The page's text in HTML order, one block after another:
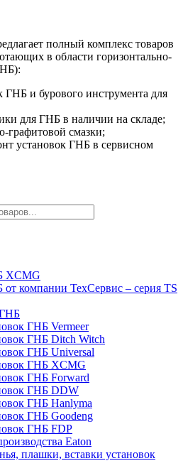
полный комплекс товаров
в области горизонтально-
ГНБ и бурового инструмента для
для ГНБ в наличии на складе;
графитовой смазки;
установок ГНБ в сервисном
XCMG
компании ТехСервис – серия TS
ГНБ
ГНБ Vermeer
ГНБ Ditch Witch
ГНБ Universal
ГНБ XCMG
ГНБ Forward
ГНБ DDW
ГНБ Hanlyma
ГНБ Goodeng
ГНБ FDP
Eaton
плашки, вставки установок